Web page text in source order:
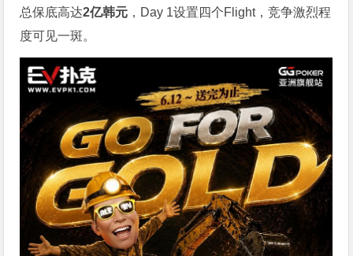
总保底高达2亿韩元 ，Day 1设置四个Flight，竞争激烈程
度可见一斑。